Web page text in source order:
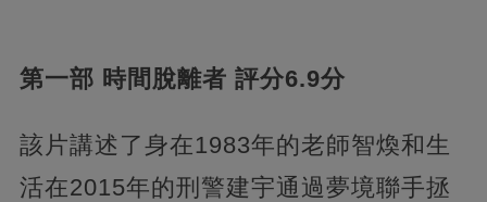
第一部 時間脫離者 評分6.9分
該片講述了身在1983年的老師智煥和生
活在2015年的刑警建宇通過夢境聯手拯